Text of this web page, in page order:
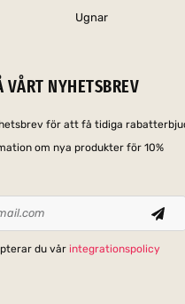
Ugnar
NYHETSBREV
för att få tidiga
om nya produkter för 10%
du vår integrationspolicy